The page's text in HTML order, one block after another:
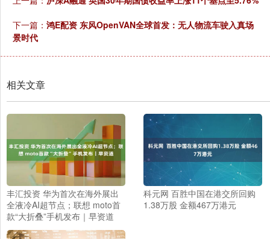
下一篇： 鸿E配资 东风OpenVAN全球首发：无人物流车驶入真场
景时代
相关文章
丰汇投资 华为首次在海外展出
全液冷AI超节点；联想 moto首
款“大折叠”手机发布｜早资道
科元网 百胜中国在港交所回购
1.38万股 金额467万港元